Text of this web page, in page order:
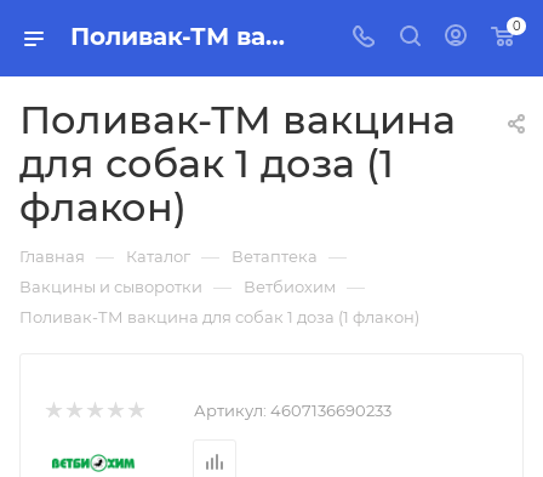
Поливак-ТМ вакцина для собак 1 доза (1 флакон) 0
Поливак-ТМ вакцина
для собак 1 доза (1
флакон)
Главная — Каталог — Ветаптека —
Вакцины и сыворотки — Ветбиохим —
Поливак-ТМ вакцина для собак 1 доза (1 флакон)
Артикул: 4607136690233